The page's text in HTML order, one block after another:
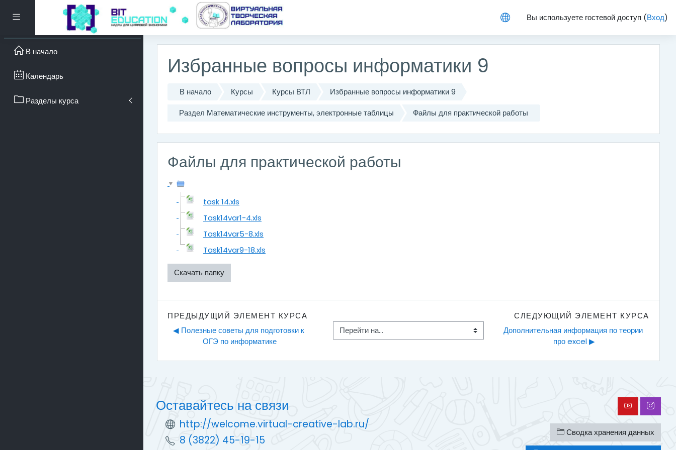
Боковая панель Вы используете гостевой доступ (Вход)
Перейти к основному содержанию
Избранные вопросы информатики 9
В начало Курсы Курсы ВТЛ
Избранные вопросы информатики 9
Раздел Математические инструменты, электронные таблицы
Файлы для практической работы
Файлы для практической работы
task 14.xls
Task14var1-4.xls
Task14var5-8.xls
Task14var9-18.xls
Скачать папку
ПРЕДЫДУЩИЙ ЭЛЕМЕНТ КУРСА
◀︎ Полезные советы для подготовки к
ОГЭ по информатике
Перейти на...
СЛЕДУЮЩИЙ ЭЛЕМЕНТ КУРСА
Дополнительная информация по теории
про excel ▶︎
В начало
Календарь
Разделы курса
Оставайтесь на связи
http://welcome.virtual-creative-lab.ru/
8 (3822) 45-19-15
Сводка хранения данных